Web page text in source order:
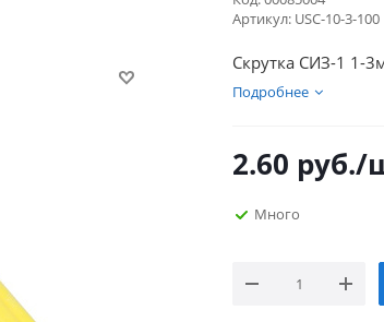
Артикул: USC-10-3-100
Скрутка СИЗ-1 1-
Подробнее
2.60 руб./
Много